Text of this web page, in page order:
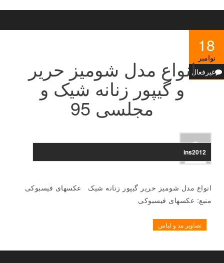
18
نوامبر
غیرفعالانواع مدل شومیز حریر
و گیپور زنانه شیک و
مجلسی 95
ins2012
انواع مدل شومیز حریر گیپور زنانه شیک عکسهای فیسبوکی
منبع: عکسهای فیسبوکی
تصاویر مد و لباس